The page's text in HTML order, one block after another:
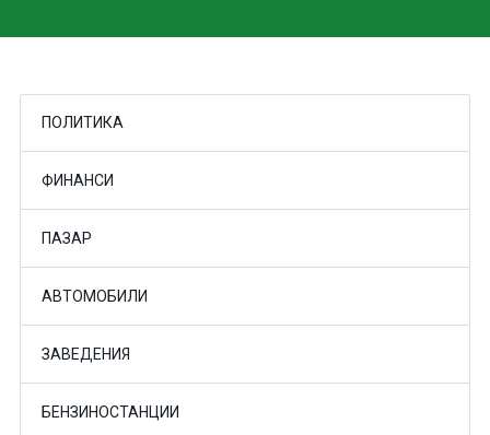
ПОЛИТИКА
ФИНАНСИ
ПАЗАР
АВТОМОБИЛИ
ЗАВЕДЕНИЯ
БЕНЗИНОСТАНЦИИ